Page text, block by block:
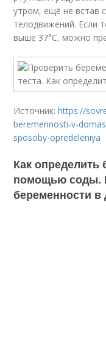
утром, ещё не встав
телодвижений. Если
выше 37°С, можно
Источник:https://
beremennosti-v-
sposoby-opredeleniya
Как определить
помощью соды.
беременности